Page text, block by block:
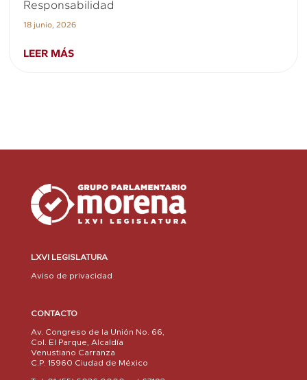
Responsabilidad
18 junio, 2026
LEER MÁS
LXVI LEGISLATURA
Aviso de privacidad
CONTACTO
Av. Congreso de la Unión No. 66,
Col. El Parque, Alcaldía
Venustiano Carranza
C.P. 15960 Ciudad de México